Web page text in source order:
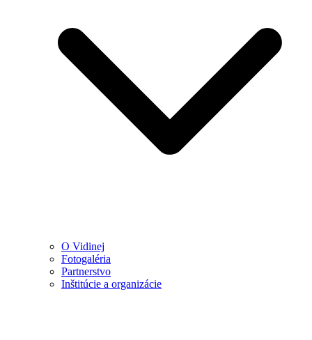
O Vidinej
Fotogaléria
Partnerstvo
Inštitúcie a organizácie